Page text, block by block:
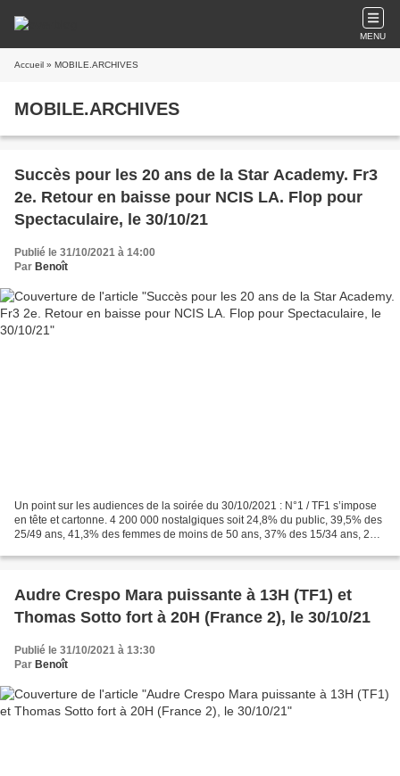
MENU
Accueil » MOBILE.ARCHIVES
MOBILE.ARCHIVES
Succès pour les 20 ans de la Star Academy. Fr3
2e. Retour en baisse pour NCIS LA. Flop pour
Spectaculaire, le 30/10/21
Publié le 31/10/2021 à 14:00
Par Benoît
Un point sur les audiences de la soirée du 30/10/2021 : N°1 / TF1 s’impose
en tête et cartonne. 4 200 000 nostalgiques soit 24,8% du public, 39,5% des
25/49 ans, 41,3% des femmes de moins de 50 ans, 37% des 15/34 ans, 26%
Audre Crespo Mara puissante à 13H (TF1) et
Thomas Sotto fort à 20H (France 2), le 30/10/21
Publié le 31/10/2021 à 13:30
Par Benoît